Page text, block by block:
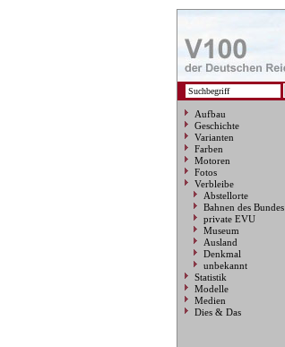
Aufbau
Geschichte
Varianten
Farben
Motoren
Fotos
Verbleibe
Abstellorte
Bahnen des Bundes
private EVU
Museum
Ausland
Denkmal
unbekannt
Statistik
Modelle
Medien
Dies & Das